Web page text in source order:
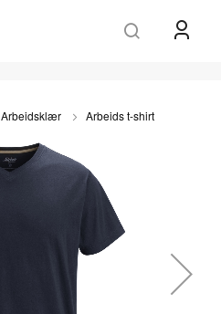
Arbeidsklær Arbeids t-shirt